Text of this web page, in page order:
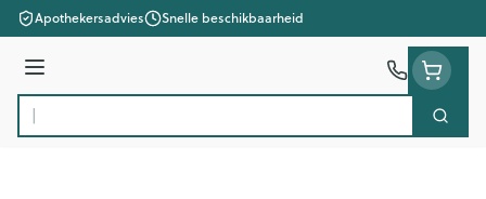
Ga naar de inhoud
Apothekersadvies Snelle beschikbaarheid
Menu
Product, merk, categorie...
Zoek